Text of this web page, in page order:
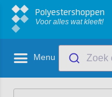
Polyestershoppen
Voor alles wat kleeft!
Menu Zoek